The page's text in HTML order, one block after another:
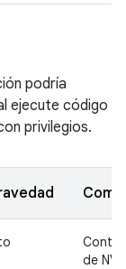
podría
ejecute código
privilegios.
de